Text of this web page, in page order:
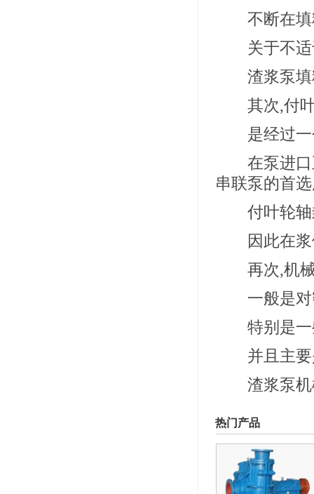
不断在填
关于不适
渣浆泵填
其次,付叶
是经过一
在泵进口
串联泵的首
付叶轮轴
因此在浆
再次,机械
一般是对
特别是一
并且主要
渣浆泵机
热门产品